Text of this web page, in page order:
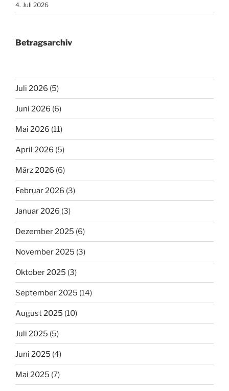
4. Juli 2026
Betragsarchiv
Juli 2026 (5)
Juni 2026 (6)
Mai 2026 (11)
April 2026 (5)
März 2026 (6)
Februar 2026 (3)
Januar 2026 (3)
Dezember 2025 (6)
November 2025 (3)
Oktober 2025 (3)
September 2025 (14)
August 2025 (10)
Juli 2025 (5)
Juni 2025 (4)
Mai 2025 (7)